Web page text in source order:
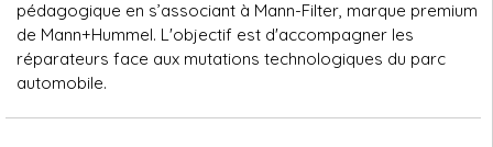
pédagogique en s’associant à Mann-Filter, marque premium
de Mann+Hummel. L'objectif est d'accompagner les
réparateurs face aux mutations technologiques du parc
automobile.